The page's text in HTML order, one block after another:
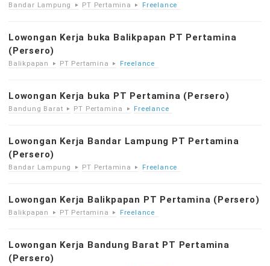
Bandar Lampung PT Pertamina Freelance
Lowongan Kerja buka Balikpapan PT Pertamina
(Persero)
Balikpapan PT Pertamina Freelance
Lowongan Kerja buka PT Pertamina (Persero)
Bandung Barat PT Pertamina Freelance
Lowongan Kerja Bandar Lampung PT Pertamina
(Persero)
Bandar Lampung PT Pertamina Freelance
Lowongan Kerja Balikpapan PT Pertamina (Persero)
Balikpapan PT Pertamina Freelance
Lowongan Kerja Bandung Barat PT Pertamina
(Persero)